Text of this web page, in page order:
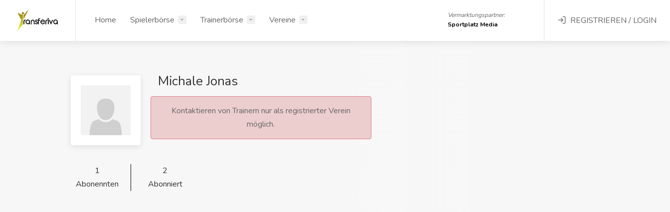
Home Spielerbörse Trainerbörse Vereine
Vermarktungspartner:
Sportplatz Media
REGISTRIEREN / LOGIN
Michale Jonas
Kontaktieren von Trainern nur als registrierter Verein
möglich.
1
Abonennten
2
Abonniert